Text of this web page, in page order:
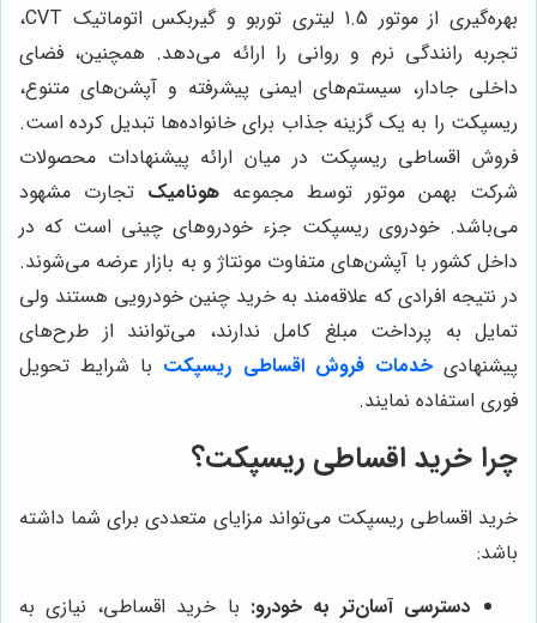
بهره‌گیری از موتور 1.5 لیتری توربو و گیربکس اتوماتیک CVT،
تجربه رانندگی نرم و روانی را ارائه می‌دهد. همچنین، فضای
داخلی جادار، سیستم‌های ایمنی پیشرفته و آپشن‌های متنوع،
ریسپکت را به یک گزینه جذاب برای خانواده‌ها تبدیل کرده است.
فروش اقساطی ریسپکت در میان ارائه پیشنهادات محصولات
شرکت بهمن موتور توسط مجموعه هونامیک تجارت مشهود
می‌باشد. خودروی ریسپکت جزء خودروهای چینی است که در
داخل کشور با آپشن‌های متفاوت مونتاژ و به بازار عرضه می‌شوند.
در نتیجه افرادی که علاقه‌مند به خرید چنین خودرویی هستند ولی
تمایل به پرداخت مبلغ کامل ندارند، می‌توانند از طرح‌های
پیشنهادیخدمات فروش اقساطی ریسپکت با شرایط تحویل
فوری استفاده نمایند.
چرا خرید اقساطی ریسپکت؟
خرید اقساطی ریسپکت می‌تواند مزایای متعددی برای شما داشته
باشد:
دسترسی آسان‌تر به خودرو: با خرید اقساطی، نیازی به